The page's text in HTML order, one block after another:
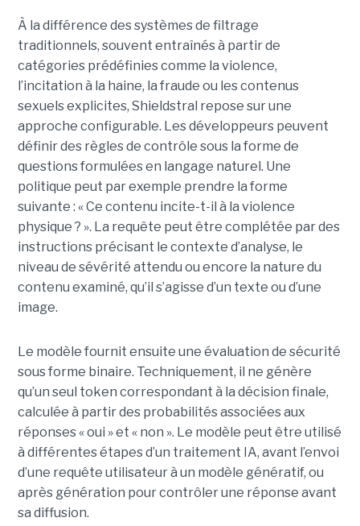
À la différence des systèmes de filtrage
traditionnels, souvent entraînés à partir de
catégories prédéfinies comme la violence,
l’incitation à la haine, la fraude ou les contenus
sexuels explicites, Shieldstral repose sur une
approche configurable. Les développeurs peuvent
définir des règles de contrôle sous la forme de
questions formulées en langage naturel. Une
politique peut par exemple prendre la forme
suivante : « Ce contenu incite-t-il à la violence
physique ? ». La requête peut être complétée par des
instructions précisant le contexte d’analyse, le
niveau de sévérité attendu ou encore la nature du
contenu examiné, qu’il s’agisse d’un texte ou d’une
image.
Le modèle fournit ensuite une évaluation de sécurité
sous forme binaire. Techniquement, il ne génère
qu’un seul token correspondant à la décision finale,
calculée à partir des probabilités associées aux
réponses « oui » et « non ». Le modèle peut être utilisé
à différentes étapes d’un traitement IA, avant l’envoi
d’une requête utilisateur à un modèle génératif, ou
après génération pour contrôler une réponse avant
sa diffusion.